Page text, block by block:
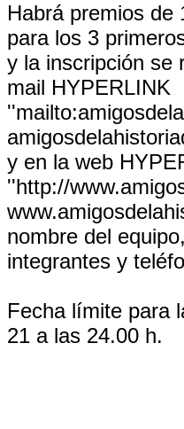
Habrá premios de
para los 3
y la inscripción se
mail HYPERLINK
y en la web
''http://
nombre del
integrantes y
Fecha límite para
21 a las 24.00 h.